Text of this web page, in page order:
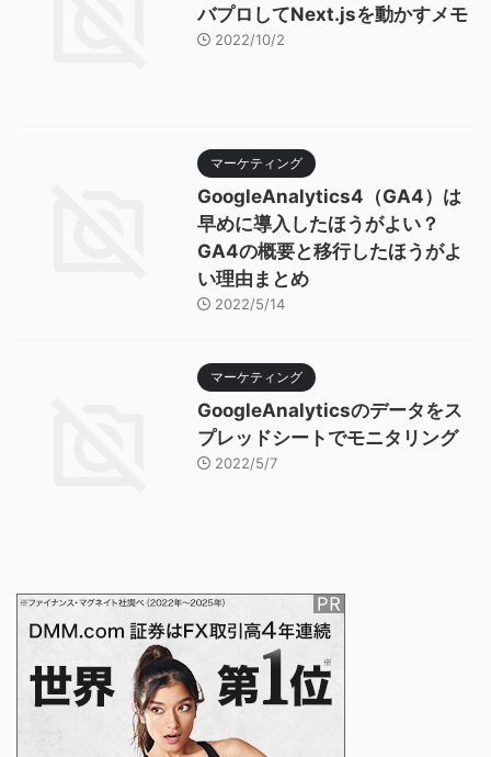
バプロしてNext.jsを動かすメモ
2022/10/2
マーケティング
GoogleAnalytics4（GA4）は
早めに導入したほうがよい？
GA4の概要と移行したほうがよ
い理由まとめ
2022/5/14
マーケティング
GoogleAnalyticsのデータをス
プレッドシートでモニタリング
2022/5/7